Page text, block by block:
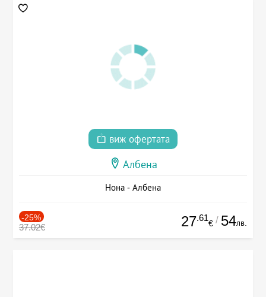
виж офертата
Албена
Нона - Албена
-25%
37.02€ 27.61
€ / 54лв.